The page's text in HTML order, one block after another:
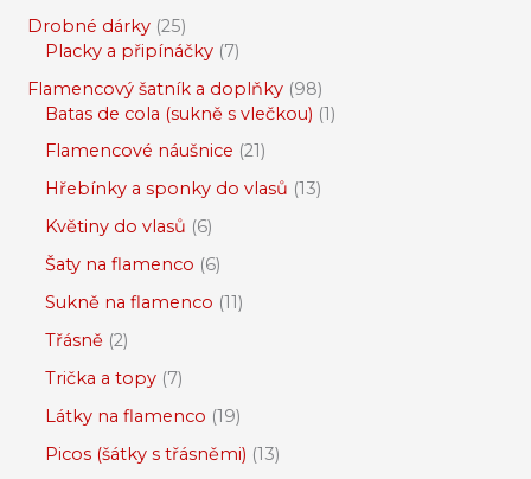
Drobné dárky 25
Placky a připínáčky 7
Flamencový šatník a doplňky 98
Batas de cola (sukně s vlečkou) 1
Flamencové náušnice 21
Hřebínky a sponky do vlasů 13
Květiny do vlasů 6
Šaty na flamenco 6
Sukně na flamenco 11
Třásně 2
Trička a topy 7
Látky na flamenco 19
Picos (šátky s třásněmi) 13